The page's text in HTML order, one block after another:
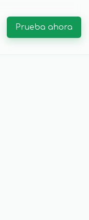
Prueba ahora